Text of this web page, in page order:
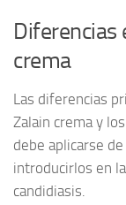
Diferencias
crema
Las diferencias
Zalain crema y
debe aplicarse
introducirlos en
candidiasis.